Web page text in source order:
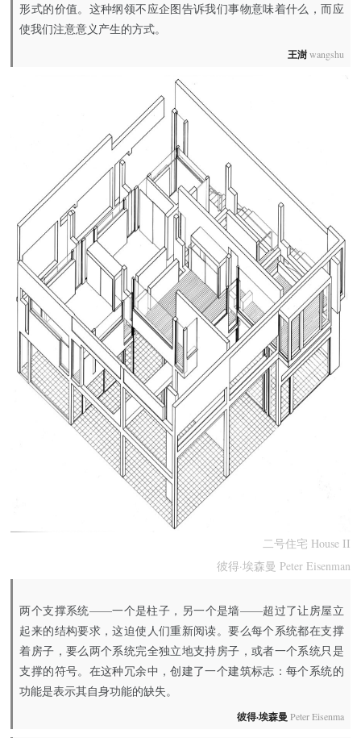
形式的价值。这种纲领不应企图告诉我们事物意味着什么，而应
使我们注意意义产生的方式。
王澍wangshu
二号住宅 House II
彼得·埃森曼 Peter Eisenman
两个支撑系统——一个是柱子，另一个是墙——超过了让房屋立
起来的结构要求，这迫使人们重新阅读。要么每个系统都在支撑
着房子，要么两个系统完全独立地支持房子，或者一个系统只是
支撑的符号。在这种冗余中，创建了一个建筑标志：每个系统的
功能是表示其自身功能的缺失。
彼得·埃森曼 Peter Eisenma